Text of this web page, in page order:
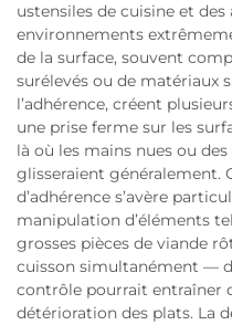
ustensiles de cuisine et
environnements
de la surface, souvent
surélevés ou de matériaux
l’adhérence, créent
une prise ferme sur les
là où les mains nues ou
glisseraient généralement.
d’adhérence s’avère
manipulation d’éléments
grosses pièces de viande
cuisson simultanément —
contrôle pourrait entraîner
détérioration des plats. La